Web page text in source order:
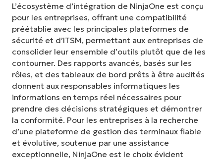
L’écosystème d’intégration de NinjaOne est conçu
pour les entreprises, offrant une compatibilité
préétablie avec les principales plateformes de
sécurité et d’ITSM, permettant aux entreprises de
consolider leur ensemble d’outils plutôt que de les
contourner. Des rapports avancés, basés sur les
rôles, et des tableaux de bord prêts à être audités
donnent aux responsables informatiques les
informations en temps réel nécessaires pour
prendre des décisions stratégiques et démontrer
la conformité. Pour les entreprises à la recherche
d’une plateforme de gestion des terminaux fiable
et évolutive, soutenue par une assistance
exceptionnelle, NinjaOne est le choix évident
Commencez votre essai de 14 jours
Pas de carte de crédit requise, accès complet à
toutes les fonctionnalités.
Prénom
et
Nom*
Business
email*
Phone
number*
Pays